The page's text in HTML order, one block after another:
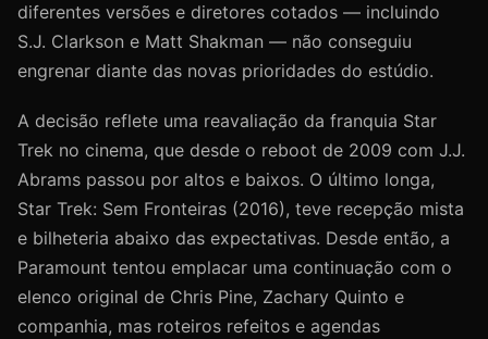
diferentes versões e diretores cotados — incluindo
S.J. Clarkson e Matt Shakman — não conseguiu
engrenar diante das novas prioridades do estúdio.
A decisão reflete uma reavaliação da franquia Star
Trek no cinema, que desde o reboot de 2009 com J.J.
Abrams passou por altos e baixos. O último longa,
Star Trek: Sem Fronteiras (2016), teve recepção mista
e bilheteria abaixo das expectativas. Desde então, a
Paramount tentou emplacar uma continuação com o
elenco original de Chris Pine, Zachary Quinto e
companhia, mas roteiros refeitos e agendas